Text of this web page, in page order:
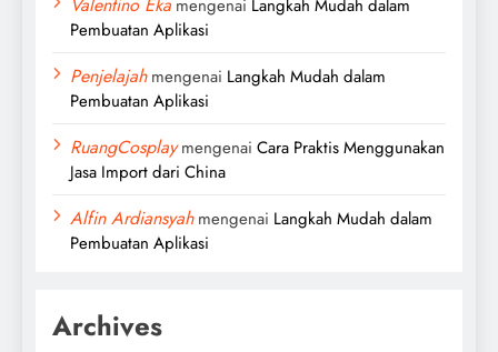
Valentino Eka mengenai Langkah Mudah dalam
Pembuatan Aplikasi
Penjelajahmengenai Langkah Mudah dalam
Pembuatan Aplikasi
RuangCosplaymengenai Cara Praktis Menggunakan
Jasa Import dari China
Alfin Ardiansyahmengenai Langkah Mudah dalam
Pembuatan Aplikasi
Archives